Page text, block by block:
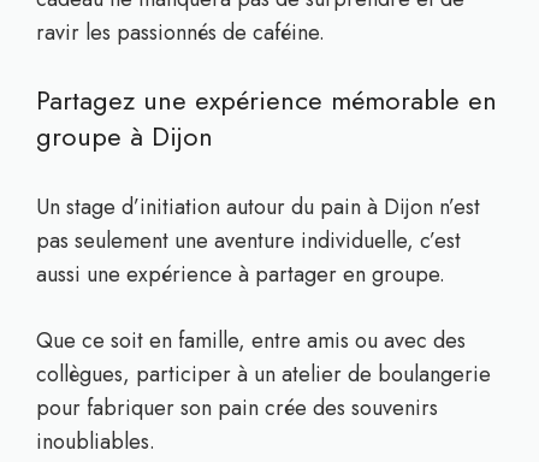
ravir les passionnés de caféine.
Partagez une expérience mémorable en
groupe à Dijon
Un stage d’initiation autour du pain à Dijon n’est
pas seulement une aventure individuelle, c’est
aussi une expérience à partager en groupe.
Que ce soit en famille, entre amis ou avec des
collègues, participer à un atelier de boulangerie
pour fabriquer son pain crée des souvenirs
inoubliables.